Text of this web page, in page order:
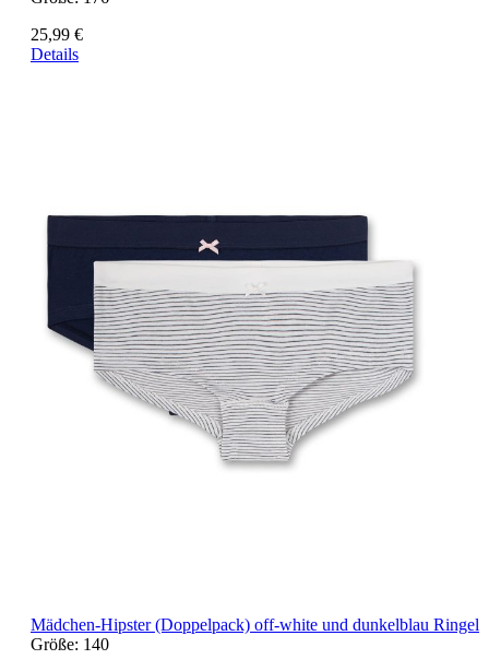
25,99 €
Details
Mädchen-Hipster (Doppelpack) off-white und dunkelblau Ringel
Größe: 140